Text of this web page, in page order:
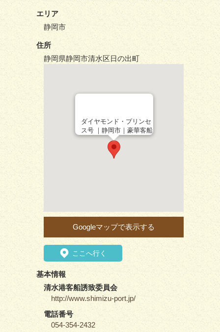
エリア
静岡市
住所
静岡県静岡市清水区日の出町
ダイヤモンド・プリンセ
ス号 ｜静岡市｜豪華客船
Googleマップで表示する
ここへ行く
基本情報
清水港客船誘致委員会
http://www.shimizu-port.jp/
電話番号
054-354-2432